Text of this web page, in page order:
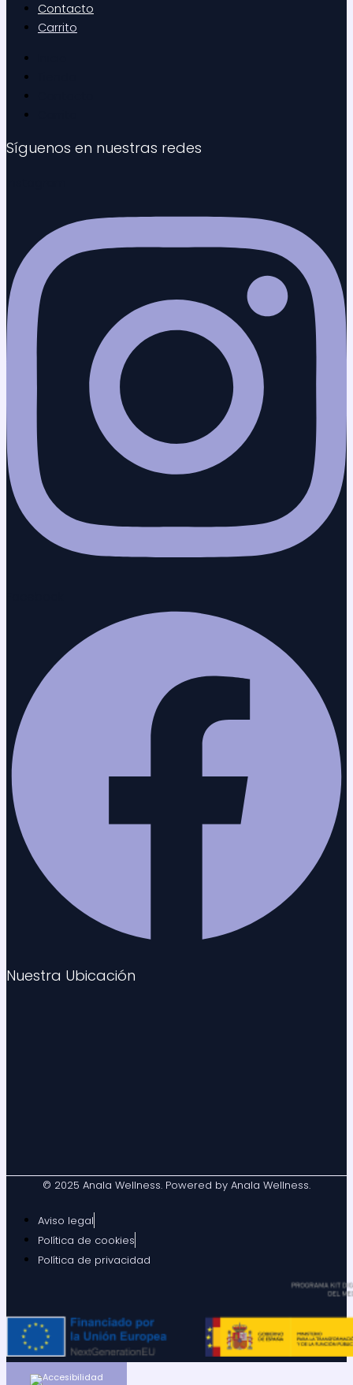
Contacto
Carrito
Síguenos en nuestras redes
Nuestra Ubicación
© 2025 Anala Wellness. Powered by Anala Wellness.
Aviso legal
Política de cookies
Política de privacidad